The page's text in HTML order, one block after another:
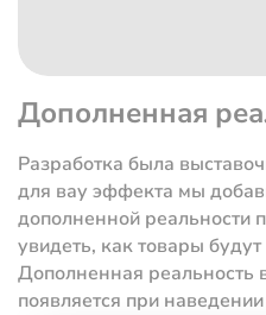
Дополненная
Разработка была
для вау эффекта мы
дополненной реальности
увидеть, как товары
Дополненная реальность
появляется при